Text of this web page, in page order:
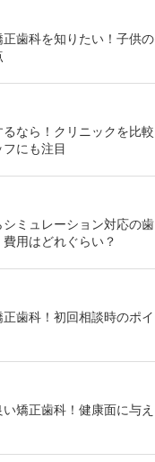
歯科を知りたい！子供の
なら！クリニックを比較
にも注目
ミュレーション対応の歯
用はどれぐらい？
歯科！初回相談時のポイ
矯正歯科！健康面に与え